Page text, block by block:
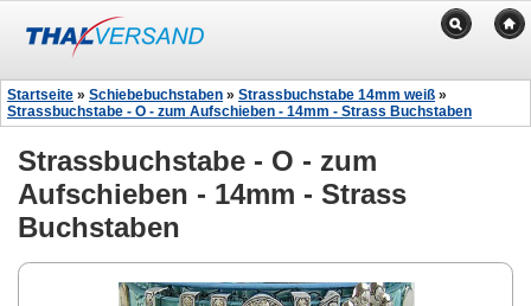
Startseite » Schiebebuchstaben » Strassbuchstabe 14mm weiß »
Strassbuchstabe - O - zum Aufschieben - 14mm - Strass Buchstaben
Strassbuchstabe - O - zum
Aufschieben - 14mm - Strass
Buchstaben